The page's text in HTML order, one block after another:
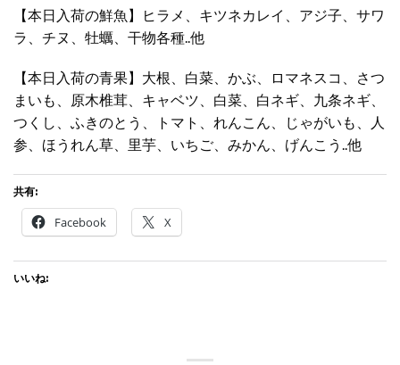
【本日入荷の鮮魚】ヒラメ、キツネカレイ、アジ子、サワ
ラ、チヌ、牡蠣、干物各種..他
【本日入荷の青果】大根、白菜、かぶ、ロマネスコ、さつ
まいも、原木椎茸、キャベツ、白菜、白ネギ、九条ネギ、
つくし、ふきのとう、トマト、れんこん、じゃがいも、人
参、ほうれん草、里芋、いちご、みかん、げんこう..他
共有:
Facebook X
いいね: